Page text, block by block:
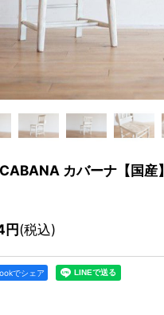
カバーナ【国産】
円(税込)
でシェア